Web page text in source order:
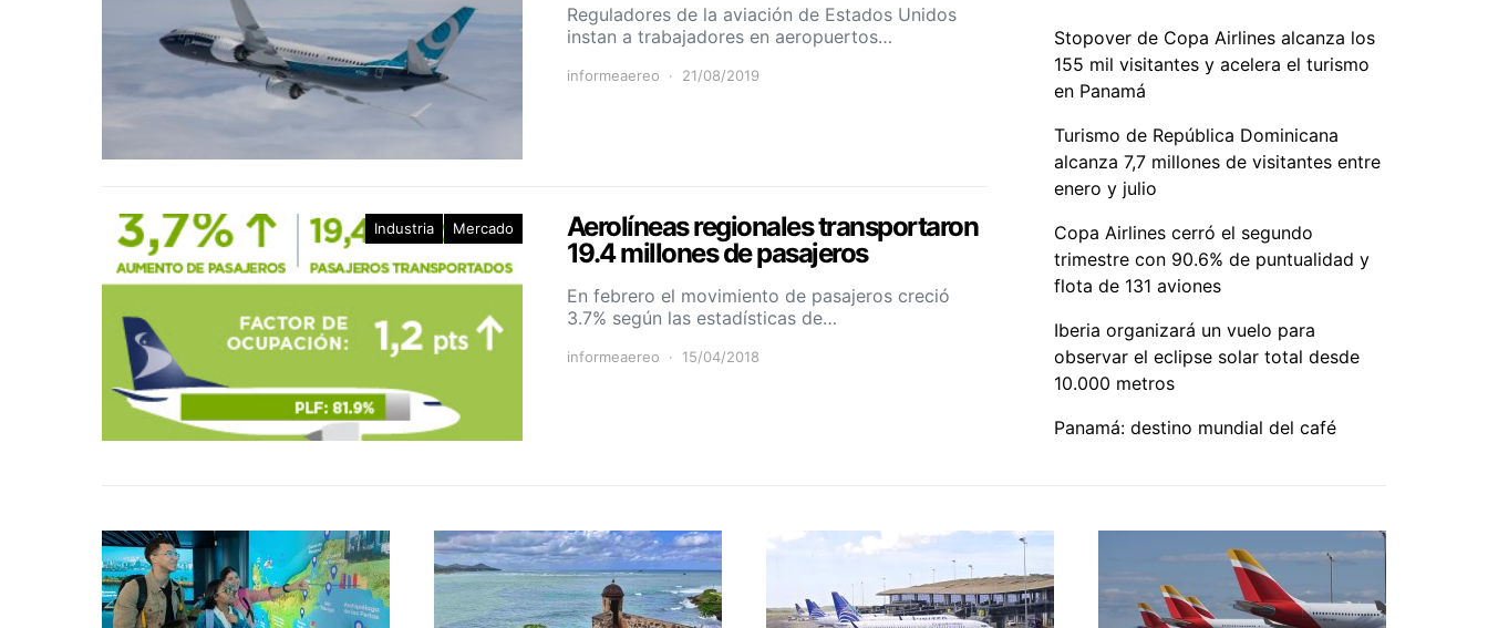
Reguladores de la aviación de Estados Unidos
instan a trabajadores en aeropuertos…
informeaereo 21/08/2019
Industria Mercado
Aerolíneas regionales transportaron
19.4 millones de pasajeros
En febrero el movimiento de pasajeros creció
3.7% según las estadísticas de…
informeaereo 15/04/2018
Stopover de Copa Airlines alcanza los
155 mil visitantes y acelera el turismo
en Panamá
Turismo de República Dominicana
alcanza 7,7 millones de visitantes entre
enero y julio
Copa Airlines cerró el segundo
trimestre con 90.6% de puntualidad y
flota de 131 aviones
Iberia organizará un vuelo para
observar el eclipse solar total desde
10.000 metros
Panamá: destino mundial del café